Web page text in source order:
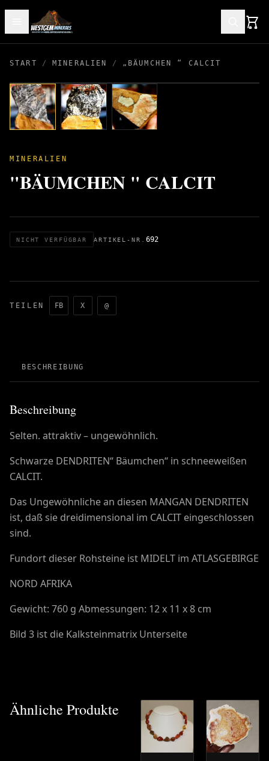
START / MINERALIEN / „BÄUMCHEN “ CALCIT
MINERALIEN
"BÄUMCHEN " CALCIT
NICHT VERFÜGBAR ARTIKEL-NR. 692
TEILEN FB X @
BESCHREIBUNG
Beschreibung
Selten. attraktiv – ungewöhnlich.
Schwarze DENDRITEN“ Bäumchen“ in schneeweißen
CALCIT.
Das Ungewöhnliche an diesen MANGAN DENDRITEN
ist, daß sie dreidimensional im CALCIT eingeschlossen
sind.
Fundort dieser Rohsteine ist MIDELT im ATLASGEBIRGE
NORD AFRIKA
Gewicht: 760 g Abmessungen: 12 x 11 x 8 cm
Bild 3 ist die Kalksteinmatrix Unterseite
Ähnliche Produkte